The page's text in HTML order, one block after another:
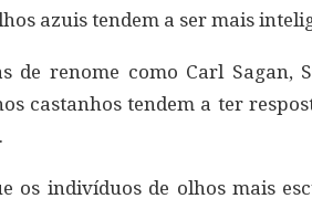
azuis tendem a ser mais
de renome como Carl Sagan,
castanhos tendem a ter
os indivíduos de olhos mais